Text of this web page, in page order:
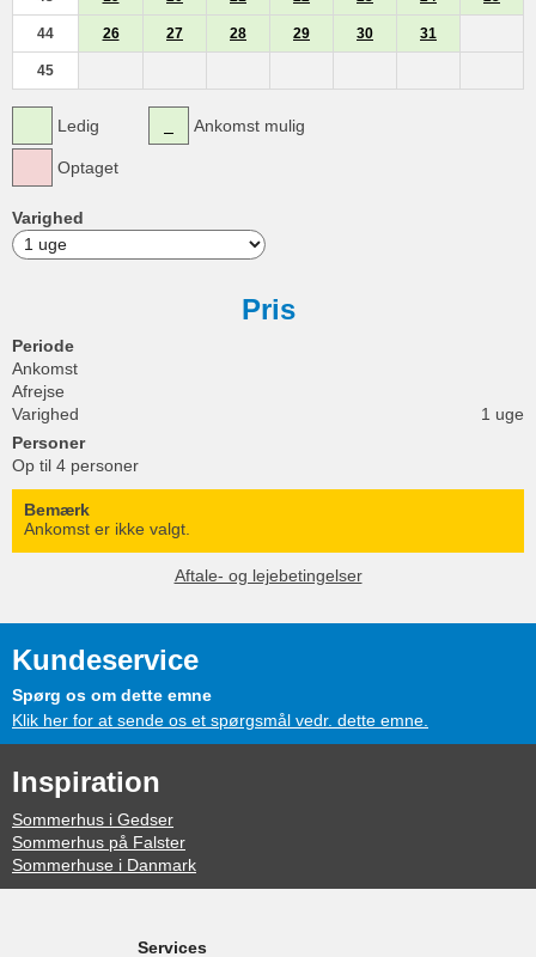
44 26 27 28 29 30 31
45
Ledig
Optaget
Ankomst mulig
Varighed
Pris
Periode
Ankomst
Afrejse
Varighed
1 uge
Personer
Op til 4 personer
Bemærk
Ankomst er ikke valgt.
Aftale- og lejebetingelser
Kundeservice
Spørg os om dette emne
Klik her for at sende os et spørgsmål vedr. dette emne.
Inspiration
Sommerhus i Gedser
Sommerhus på Falster
Sommerhuse i Danmark
Services